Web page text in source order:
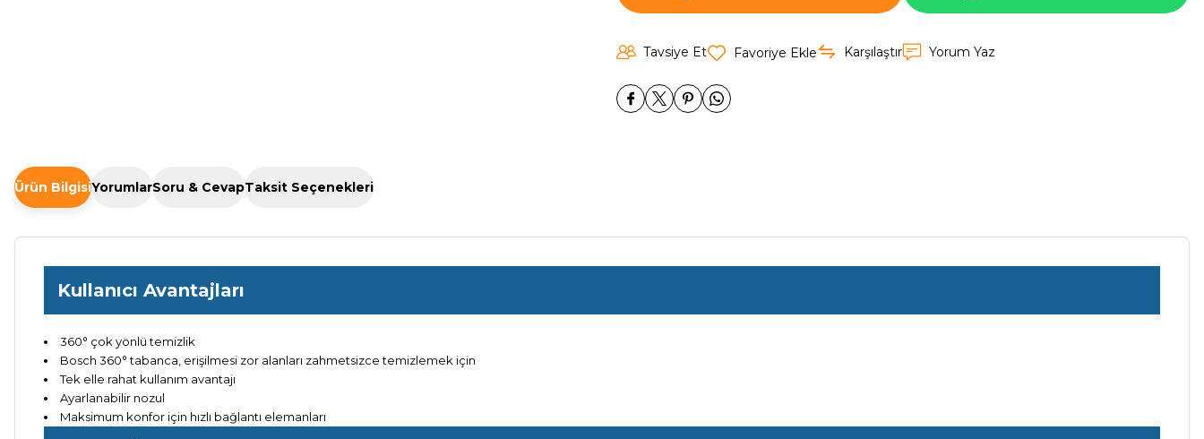
Tavsiye Et Karşılaştır Yorum Yaz
Ürün BilgisiYorumlarSoru & CevapTaksit Seçenekleri
Kullanıcı Avantajları
360° çok yönlü temizlik
Bosch 360° tabanca, erişilmesi zor alanları zahmetsizce temizlemek için
Tek elle rahat kullanım avantajı
Ayarlanabilir nozul
Maksimum konfor için hızlı bağlantı elemanları